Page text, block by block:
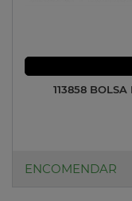
113858 BOLSA
ENCOMENDAR